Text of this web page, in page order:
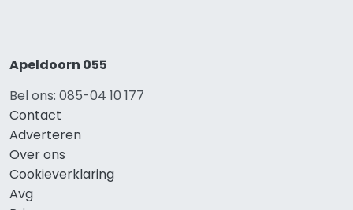
Apeldoorn 055
Bel ons: 085-04 10 177
Contact
Adverteren
Over ons
Cookieverklaring
Avg